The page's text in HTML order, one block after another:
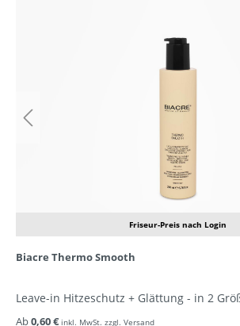
Friseur-Preis nach Login
Biacre Thermo Smooth
Leave-in Hitzeschutz + Glättung - in 2
Ab0,60 € inkl. MwSt. zzgl. Versand